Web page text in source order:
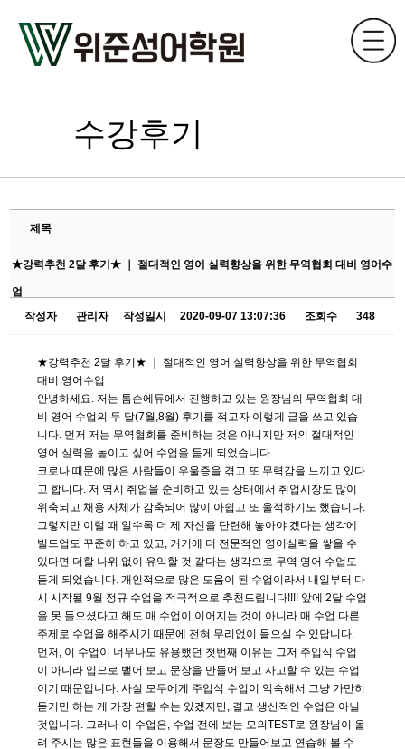
수강후기
제목
★강력추천 2달 후기★ ｜ 절대적인 영어 실력향상을 위한 무역협회 대비 영어수
업
작성자 관리자 작성일시 2020-09-07 13:07:36 조회수 348
★강력추천 2달 후기★ ｜ 절대적인 영어 실력향상을 위한 무역협회
대비 영어수업
안녕하세요. 저는 톰슨에듀에서 진행하고 있는 원장님의 무역협회 대
비 영어 수업의 두 달(7월,8월) 후기를 적고자 이렇게 글을 쓰고 있습
니다. 먼저 저는 무역협회를 준비하는 것은 아니지만 저의 절대적인
영어 실력을 높이고 싶어 수업을 듣게 되었습니다.
코로나 때문에 많은 사람들이 우울증을 겪고 또 무력감을 느끼고 있다
고 합니다. 저 역시 취업을 준비하고 있는 상태에서 취업시장도 많이
위축되고 채용 자체가 감축되어 많이 아쉽고 또 울적하기도 했습니다.
그렇지만 이럴 때 일수록 더 제 자신을 단련해 놓아야 겠다는 생각에
빌드업도 꾸준히 하고 있고, 거기에 더 전문적인 영어실력을 쌓을 수
있다면 더할 나위 없이 유익할 것 같다는 생각으로 무역 영어 수업도
듣게 되었습니다. 개인적으로 많은 도움이 된 수업이라서 내일부터 다
시 시작될 9월 정규 수업을 적극적으로 추천드립니다!!!! 앞에 2달 수업
을 못 들으셨다고 해도 매 수업이 이어지는 것이 아니라 매 수업 다른
주제로 수업을 해주시기 때문에 전혀 무리없이 들으실 수 있답니다.
먼저, 이 수업이 너무나도 유용했던 첫번째 이유는 그저 주입식 수업
이 아니라 입으로 뱉어 보고 문장을 만들어 보고 사고할 수 있는 수업
이기 때문입니다. 사실 모두에게 주입식 수업이 익숙해서 그냥 가만히
듣기만 하는 게 가장 편할 수는 있겠지만, 결코 생산적인 수업은 아닐
것입니다. 그러나 이 수업은, 수업 전에 보는 모의TEST로 원장님이 올
려 주시는 많은 표현들을 이용해서 문장도 만들어보고 연습해 볼 수